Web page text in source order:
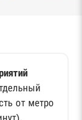
от метро